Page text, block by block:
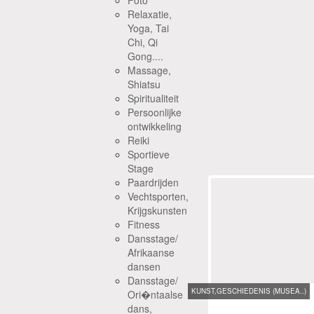
Relaxatie,
Yoga, Tai
Chi, Qi
Gong....
Massage,
Shiatsu
Spiritualiteit
Persoonlijke
ontwikkeling
Reiki
Sportieve
Stage
Paardrijden
Vechtsporten,
Krijgskunsten
Fitness
Dansstage/
Afrikaanse
dansen
Dansstage/
Ori�ntaalse
dans,
KUNST,GESCHIEDENIS (MUSEA..)